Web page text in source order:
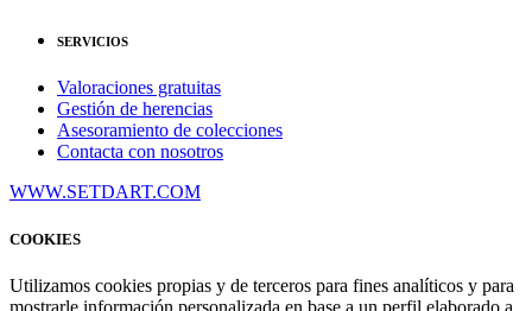
SERVICIOS
Valoraciones gratuitas
Gestión de herencias
Asesoramiento de colecciones
Contacta con nosotros
WWW.SETDART.COM
COOKIES
Utilizamos cookies propias y de terceros para fines analíticos y para
mostrarle información personalizada en base a un perfil elaborado a